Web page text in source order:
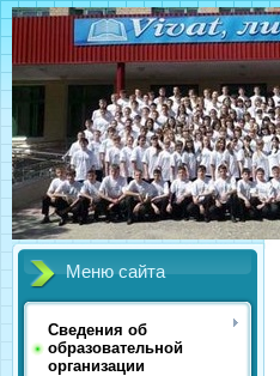
Меню сайта
Сведения об
образовательной
организации